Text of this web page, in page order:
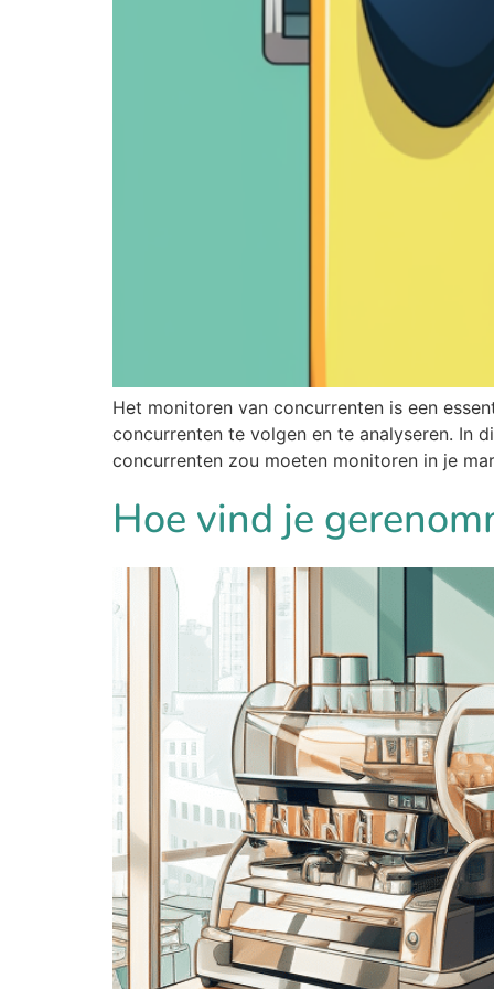
Het monitoren van concurrenten is een
concurrenten te volgen en te analyseren. In
concurrenten zou moeten monitoren in je
Hoe vind je